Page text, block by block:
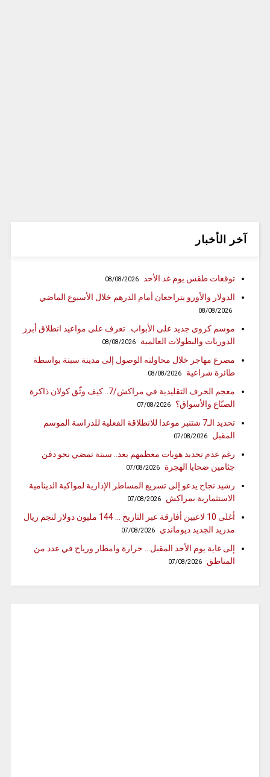
آخر الأخبار
توقعات طقس يوم غد الأحد 08/08/2026
الدولار والأورو يتراجعان أمام الدرهم خلال الأسبوع الماضي
08/08/2026
موسم كروي جديد على الأبواب.. تعرف على مواعيد انطلاق أبرز
الدوريات والبطولات العالمية
08/08/2026
مصرع مهاجر خلال محاولته الوصول إلى مدينة سبتة بواسطة
طائرة شراعية
08/08/2026
معجم الحرف التقليدية في مراكش/7.. كيف وثّق كولان ذاكرة
الصنّاع والأسواق؟
07/08/2026
تحديد الـ7 شتنبر موعدا للانطلاقة الفعلية للدراسة الموسم
المقبل
07/08/2026
رغم عدم تحديد هويات معظمهم بعد.. سبتة تمضي نحو دفن
جثامين ضحايا الهجرة
07/08/2026
رشيد نجاح يدعو إلى تسريع المساطر الإدارية لمواكبة الدينامية
الاستثمارية بمراكش
07/08/2026
أغلى 10 لاعبين أفارقة عبر التاريخ … 144 مليون دولار لنجم ريال
مدريد الجديد ديوماندي
07/08/2026
إلى غاية يوم الأحد المقبل… حرارة وامطار ورياح في عدد من
المناطق
07/08/2026